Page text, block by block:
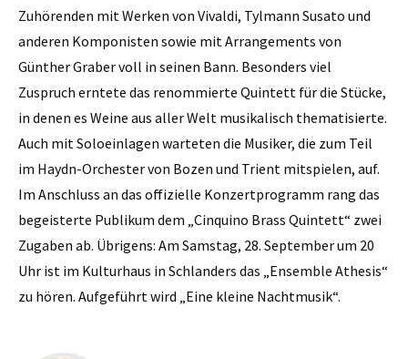
Zuhörenden mit Werken von Vivaldi, Tylmann Susato und
anderen Komponisten sowie mit Arrangements von
Günther Graber voll in seinen Bann. Besonders viel
Zuspruch erntete das renommierte Quintett für die Stücke,
in denen es Weine aus aller Welt musikalisch thematisierte.
Auch mit Soloeinlagen warteten die Musiker, die zum Teil
im Haydn-Orchester von Bozen und Trient mitspielen, auf.
Im Anschluss an das offizielle Konzertprogramm rang das
begeisterte Publikum dem „Cinquino Brass Quintett“ zwei
Zugaben ab. Übrigens: Am Samstag, 28. September um 20
Uhr ist im Kulturhaus in Schlanders das „Ensemble Athesis“
zu hören. Aufgeführt wird „Eine kleine Nachtmusik“.